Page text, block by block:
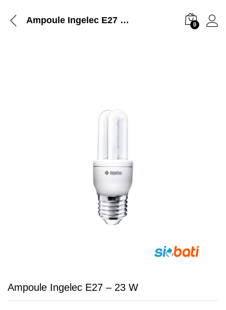
Ampoule Ingelec E27 – 23 W 0
Ampoule Ingelec E27 – 23 W